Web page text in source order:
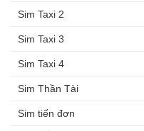
Sim Taxi 2
Sim Taxi 3
Sim Taxi 4
Sim Thần Tài
Sim tiến đơn